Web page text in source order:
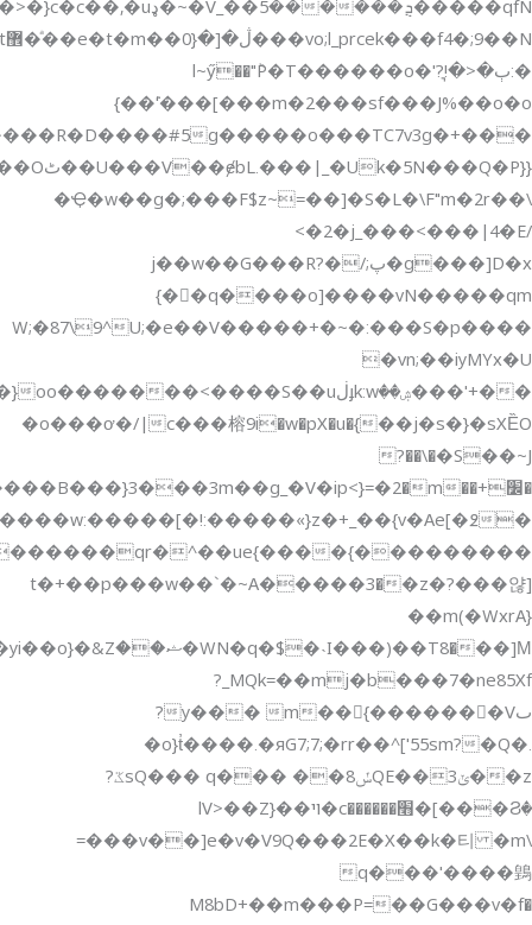
{{U���V��ɇbL.���|_�Uk�5N���Q�P��ٹp��ƣ�Rw���U���O���ۛG��G������I���6�>Lޠz��զ���R���q~���_ڗߢ_�D���ӏ����/w_�W��|
��]М�WN�q�$�˴I���)��T8�ޝ��Z&�{yi��o��޽ߩ��Ĝ��M�_\��9ՆS>5c�jg�����֝�m�.R����Wo�l�����˳͏���a���^�,=����a�~}w������:��w�����H�"z���#���-